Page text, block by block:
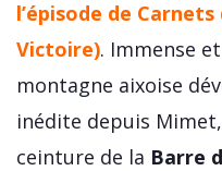
l’épisode de
Victoire). Immense
montagne aixoise
inédite depuis
ceinture de la Barre